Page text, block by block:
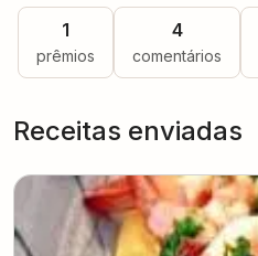
1
prêmios
4
comentários
Receitas enviadas